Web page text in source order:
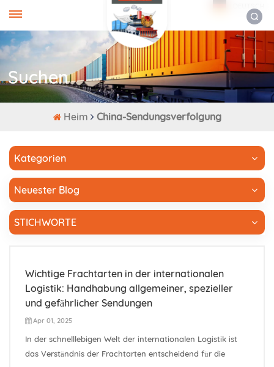
Suchen
Heim China-Sendungsverfolgung
Kategorien
Neuester Blog
STICHWORTE
Wichtige Frachtarten in der internationalen
Logistik: Handhabung allgemeiner, spezieller
und gefährlicher Sendungen
Apr 01, 2025
In der schnelllebigen Welt der internationalen Logistik ist
das Verständnis der Frachtarten entscheidend für die